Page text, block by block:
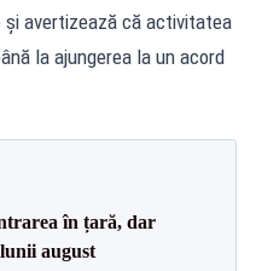
și avertizează că activitatea
la ajungerea la un acord
în țară, dar
august